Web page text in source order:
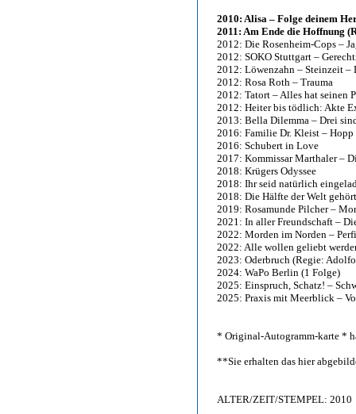
2010: Alisa – Folge deinem
2011: Am Ende die Hoffnung
2012: Die Rosenheim-Cops –
2012: SOKO Stuttgart –
2012: Löwenzahn – Steinzeit –
2012: Rosa Roth – Trauma
2012: Tatort – Alles hat seinen
2012: Heiter bis tödlich: Akte
2013: Bella Dilemma – Drei
2016: Familie Dr. Kleist – Hopp
2016: Schubert in Love
2017: Kommissar Marthaler –
2018: Krügers Odyssee
2018: Ihr seid natürlich
2018: Die Hälfte der Welt
2019: Rosamunde Pilcher –
2021: In aller Freundschaft –
2022: Morden im Norden –
2022: Alle wollen geliebt
2023: Oderbruch (Regie:
2024: WaPo Berlin (1 Folge)
2025: Einspruch, Schatz! –
2025: Praxis mit Meerblick –
* Original-Autogramm-karte *
**Sie erhalten das hier
ALTER/ZEIT/STEMPEL: 2010